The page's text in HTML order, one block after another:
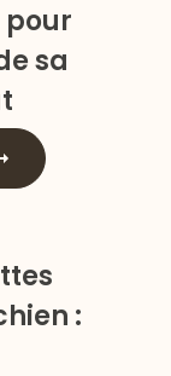
pour
sa
: